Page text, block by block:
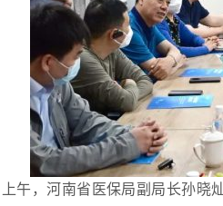
午，河南省医保局副局长孙晓